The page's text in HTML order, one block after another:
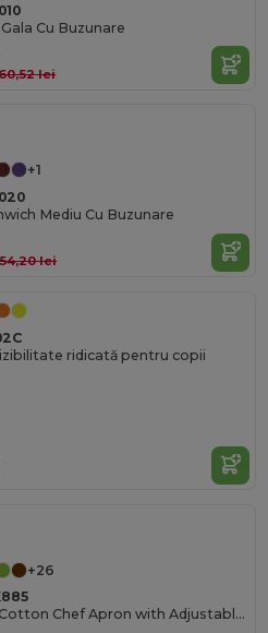
Cu Buzunare
lei
+1
Mediu Cu Buzunare
54,20 lei
ridicată pentru copii
+26
Premium Cotton Chef Apron with Adjustable Neck